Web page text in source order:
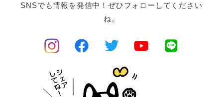
SNSでも情報を発信中！ぜひフォローしてください
ね。